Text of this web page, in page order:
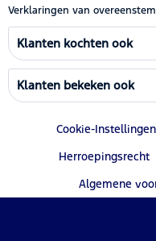
Verklaringen van
Klanten kochten ook
Klanten bekeken ook
Cookie-Instellingen
Herroepingsrecht
Algemene